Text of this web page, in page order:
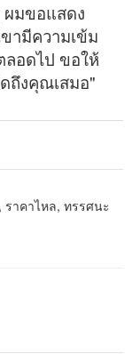
ผมขอแสดง
ามีความเข้ม
อดไป ขอให้
ถึงคุณเสมอ"
ราคาไหล, ทรรศนะ